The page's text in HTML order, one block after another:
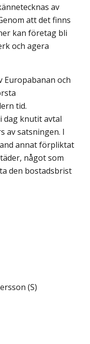
av
att det finns
kan företag bli
och agera
Europabanan och
tid.
dag knu­tit avtal
av satsningen. I
annat förpliktat
något som
den bostadsbrist
(S)